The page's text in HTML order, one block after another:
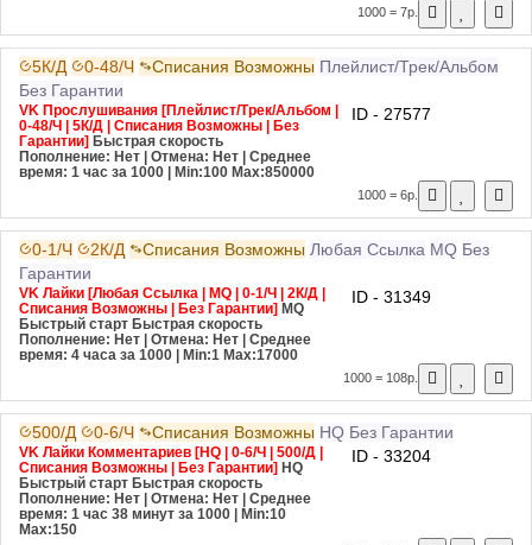
1000 = 7р.
5К/Д 0-48/Ч Списания Возможны Плейлист/Трек/Альбом
Без Гарантии
VK Прослушивания [Плейлист/Трек/Альбом |
0-48/Ч | 5К/Д | Списания Возможны | Без
Гарантии] Быстрая скорость
Пополнение: Нет | Отмена: Нет | Среднее
время: 1 час за 1000
| Min:100 Max:850000
ID - 27577
1000 = 6р.
0-1/Ч 2К/Д Списания Возможны Любая Ссылка MQ Без
Гарантии
VK Лайки [Любая Ссылка | MQ | 0-1/Ч | 2К/Д |
Списания Возможны | Без Гарантии] MQ
Быстрый старт Быстрая скорость
Пополнение: Нет | Отмена: Нет | Среднее
время: 4 часа за 1000
| Min:1 Max:17000
ID - 31349
1000 = 108р.
500/Д 0-6/Ч Списания Возможны HQ Без Гарантии
VK Лайки Комментариев [HQ | 0-6/Ч | 500/Д |
Списания Возможны | Без Гарантии] HQ
Быстрый старт Быстрая скорость
Пополнение: Нет | Отмена: Нет | Среднее
время: 1 час 38 минут за 1000
| Min:10
Max:150
ID - 33204